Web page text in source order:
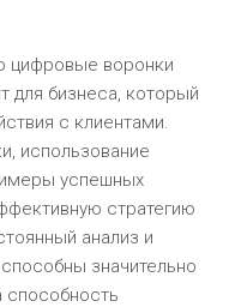
цифровые воронки
для бизнеса, который
с клиентами.
использование
успешных
стратегию
анализ и
значительно
способность